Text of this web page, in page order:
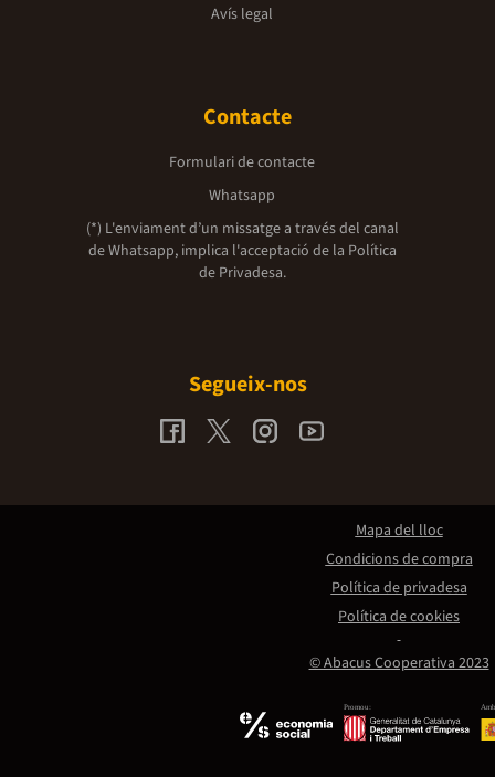
Avís legal
Contacte
Formulari de contacte
Whatsapp
(*) L'enviament d’un missatge a través del canal
de Whatsapp, implica l'acceptació de la Política
de Privadesa.
Segueix-nos
Promou:
© Abacus Cooperativa 2023
Mapa del lloc
Condicions de compra
Política de privadesa
Política de cookies